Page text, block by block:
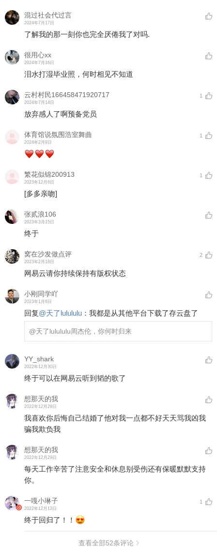
混过社会代过言
2024年7月17日
了解我的那一刻你也完全厌倦我了对吗.
很用心xx
2024年7月16日
泪水打湿毕业照，何时相见不知道
云村村民166458471920717
2024年7月14日
1
放弃感人了啊预备党员
体育馆说氛围浩室舞曲
2024年2月9日
1
繁花似锦200913
2023年12月6日
1
[多多亲吻]
张贰浪106
2023年3月15日
终于
窝在沙发做点评
2023年2月18日
2
网易云请你持续保持有版权状态
小刚同学吖
2023年1月6日
回复@天了lulululu ： 我都是从其他平台下载了存云盘了
@天了lulululu 周杰伦，你何时归来
YY_shark
2022年12月30日
终于可以在网易云听到韬的歌了
想那天的我
2022年12月29日
我喜欢你后悔自己结婚了他对我一点都不好天天骂我凶我
骗我欺负我
想那天的我
2022年12月29日
每天工作辛苦了注意安全和休息别受伤还有保暖默默支持
你。
一嘎小琳子
2022年12月13日
1
终于回归了！！
查看全部52条评论